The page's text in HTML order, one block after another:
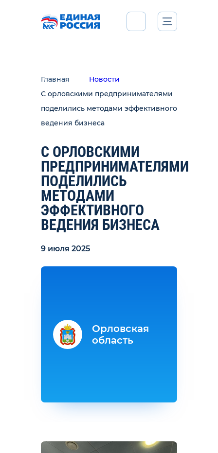
Главная
Новости
С орловскими предпринимателями
поделились методами эффективного
ведения бизнеса
С ОРЛОВСКИМИ
ПРЕДПРИНИМАТЕЛЯМИ
ПОДЕЛИЛИСЬ
МЕТОДАМИ
ЭФФЕКТИВНОГО
ВЕДЕНИЯ БИЗНЕСА
9 июля 2025
Орловская
область